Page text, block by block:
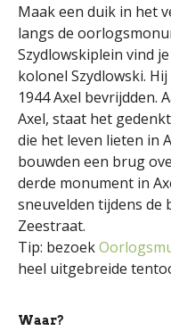
Maak een duik in het
langs de
Szydlowskiplein vind
kolonel Szydlowski.
1944 Axel bevrijdden.
Axel, staat het
die het leven lieten in
bouwden een brug
derde monument in
sneuvelden tijdens de
Zeestraat.
Tip: bezoek
heel uitgebreide
Waar?